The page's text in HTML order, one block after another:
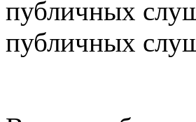
публичных
публичных